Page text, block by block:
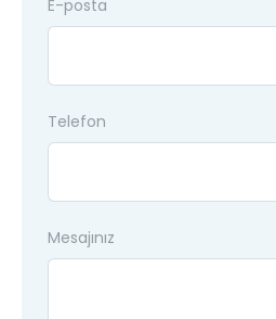
E-posta
Telefon
Mesajınız